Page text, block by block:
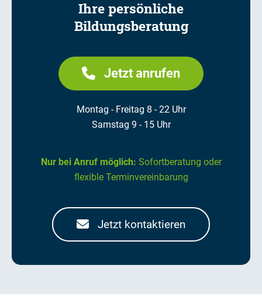
Ihre persönliche
Bildungsberatung
Jetzt anrufen
Montag - Freitag 8 - 22 Uhr
Samstag 9 - 15 Uhr
Nur bei Anruf möglich: Sofortberatung oder
flexible Terminvereinbarung
Jetzt kontaktieren